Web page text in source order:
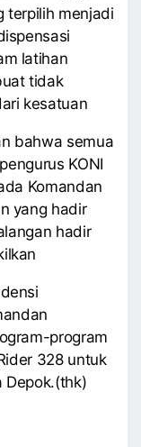
terpilih menjadi
latihan
tidak
kesatuan
bahwa semua
KONI
Komandan
yang hadir
hadir
program
328 untuk
Depok.(thk)